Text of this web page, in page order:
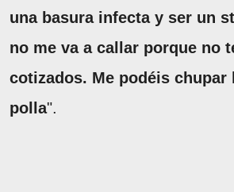
una basura infecta y ser un
no me va a callar porque no
cotizados. Me podéis chupar
polla".